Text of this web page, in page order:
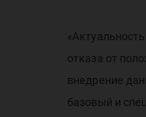
отказа от
внедрение
базовый и